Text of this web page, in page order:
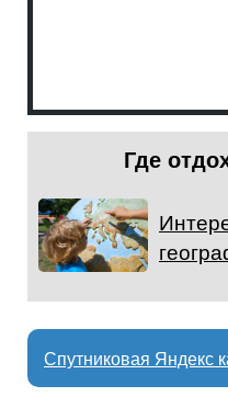
Где
Спутниковая Яндекс